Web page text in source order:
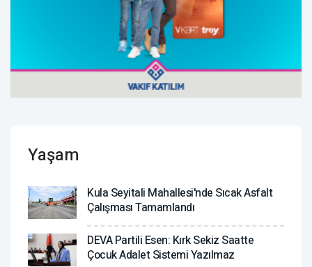
Yaşam
Kula Seyitali Mahallesi'nde Sıcak Asfalt
Çalışması Tamamlandı
DEVA Partili Esen: Kırk Sekiz Saatte
Çocuk Adalet Sistemi Yazılmaz